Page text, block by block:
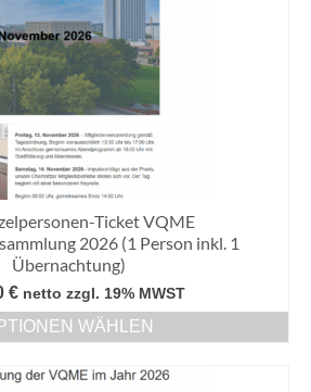
Ticket VQME
2026 (1 Person inkl. 1
Übernachtung)
€ netto zzgl. 19% MWST
WÄHLEN